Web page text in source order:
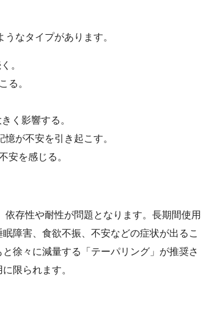
なタイプがあります。
。
る。
く影響する。
憶が不安を引き起こす。
安を感じる。
存性や耐性が問題となります。長期間使用
障害、食欲不振、不安などの症状が出るこ
徐々に減量する「テーパリング」が推奨さ
限られます。